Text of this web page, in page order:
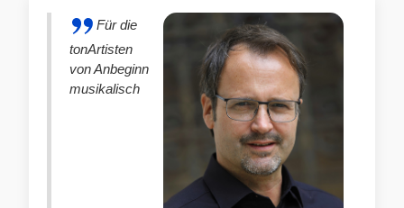
Für die
tonArtisten
von Anbeginn
musikalisch